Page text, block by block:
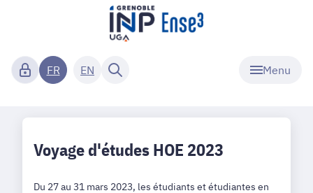
Menu
FR EN
Voyage d'études HOE 2023
Du 27 au 31 mars 2023, les étudiants et étudiantes en